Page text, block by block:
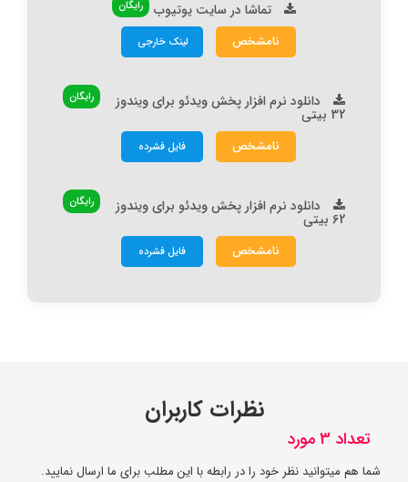
تماشا در سایت یوتیوب رایگان
نامشخص لینک خارجی
دانلود نرم افزار پخش ویدئو برای ویندوز
32 بیتی
رایگان
نامشخص فایل فشرده
دانلود نرم افزار پخش ویدئو برای ویندوز
62 بیتی
رایگان
نامشخص فایل فشرده
نظرات کاربران
تعداد 3 مورد
شما هم میتوانید نظر خود را در رابطه با این مطلب برای ما ارسال نمایید.